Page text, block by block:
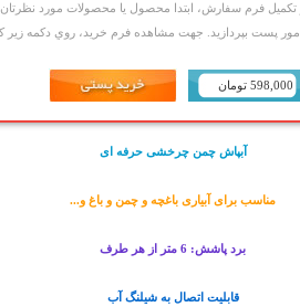
تکميل فرم سفارش، ابتدا محصول يا محصولات مورد
پست بپردازيد. جهت مشاهده فرم خريد، روي دکمه زير
598,000 تومان
آبپاش چمن چرخشی حرفه ای
مناسب برای آبیاری باغچه و چمن و باغ و...
برد پاشش: 6 متر از هر طرف
قابلیت اتصال به شیلنگ آب